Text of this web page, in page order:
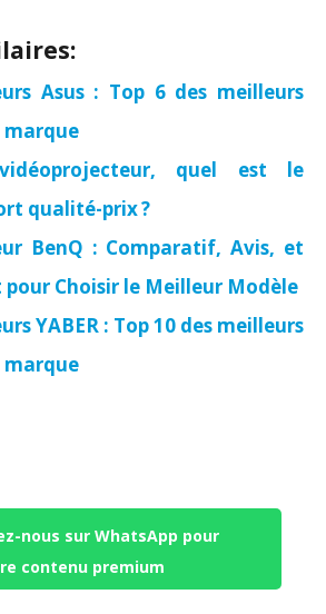
Asus : Top 6 des meilleurs
marque
quel est le
qualité-prix ?
BenQ : Comparatif, Avis, et
pour Choisir le Meilleur Modèle
YABER : Top 10 des meilleurs
marque
nous sur WhatsApp pour
contenu premium